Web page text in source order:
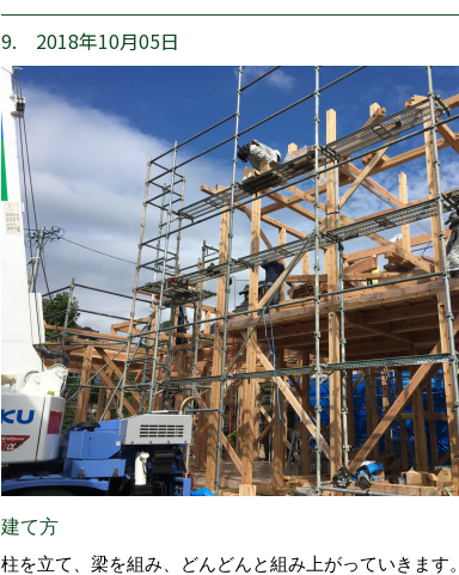
9. 2018年10月05日
建て方
柱を立て、梁を組み、どんどんと組み上がっていきます。